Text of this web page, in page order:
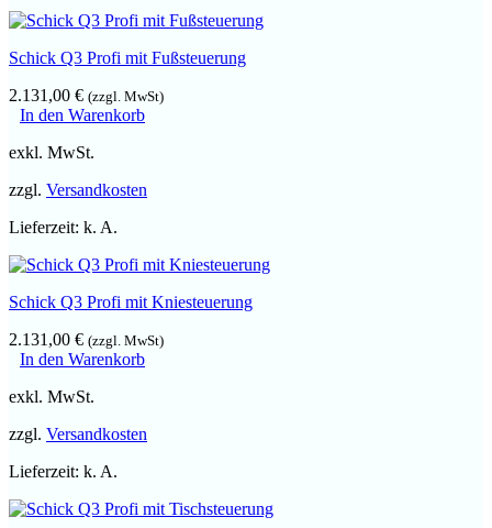
Schick Q3 Profi mit Fußsteuerung
2.131,00 € (zzgl. MwSt)
In den Warenkorb
exkl. MwSt.
zzgl. Versandkosten
Lieferzeit: k. A.
Schick Q3 Profi mit Kniesteuerung
2.131,00 € (zzgl. MwSt)
In den Warenkorb
exkl. MwSt.
zzgl. Versandkosten
Lieferzeit: k. A.